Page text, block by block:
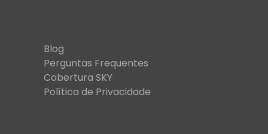
Blog
Perguntas Frequentes
Cobertura SKY
Política de Privacidade